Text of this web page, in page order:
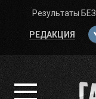
Перейти
контенту
Результаты
РЕДАКЦИЯ